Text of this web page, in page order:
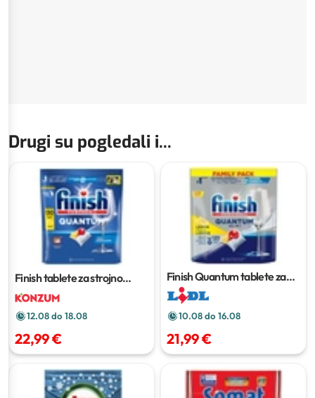
Drugi su pogledali i...
Finish tablete za strojno
pranje posuđa
12.08 do 18.08
22,99 €
Finish Quantum tablete za
perilicu posuđa
10.08 do 16.08
21,99 €